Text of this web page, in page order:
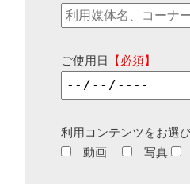
ご使用日 【必須】
利用コンテンツをお選
動画
写真